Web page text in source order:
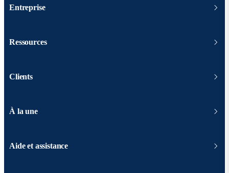
Entreprise
Ressources
Clients
À la une
Aide et assistance